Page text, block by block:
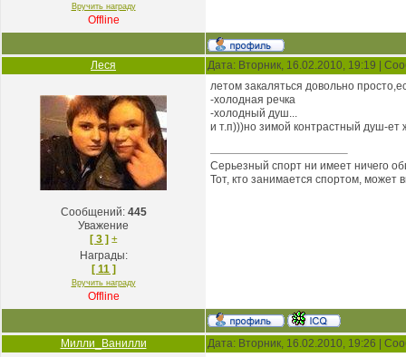
Вручить награду
Offline
Леся Дата: Вторник, 16.02.2010, 19:19 |
Сообщений: 445
Уважение
[ 3 ] ±
Награды:
[ 11 ]
Вручить награду
Offline
летом закаляться довольно
-холодная речка
-холодный душ...
и т.п)))но зимой контрастный душ-ет
Серьезный спорт ни имеет ничего
Тот, кто занимается спортом, может
Милли_Ванилли Дата: Вторник, 16.02.2010, 19:26 |